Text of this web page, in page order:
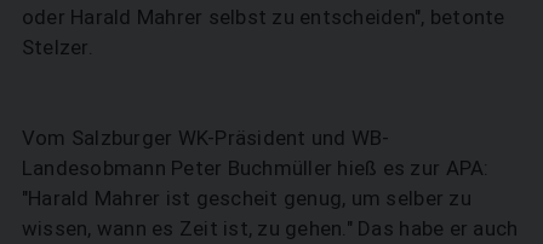
oder Harald Mahrer selbst zu entscheiden", betonte
Stelzer.
Vom Salzburger WK-Präsident und WB-
Landesobmann Peter Buchmüller hieß es zur APA:
"Harald Mahrer ist gescheit genug, um selber zu
wissen, wann es Zeit ist, zu gehen." Das habe er auch